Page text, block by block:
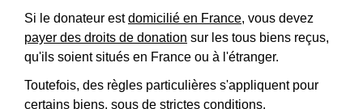
Si le donateur estdomicilié en France, vous devez
payer des droits de donation sur les tous biens reçus,
qu'ils soient situés en France ou à l'étranger.
Toutefois, des règles particulières s'appliquent pour
certains biens, sous de strictes conditions.